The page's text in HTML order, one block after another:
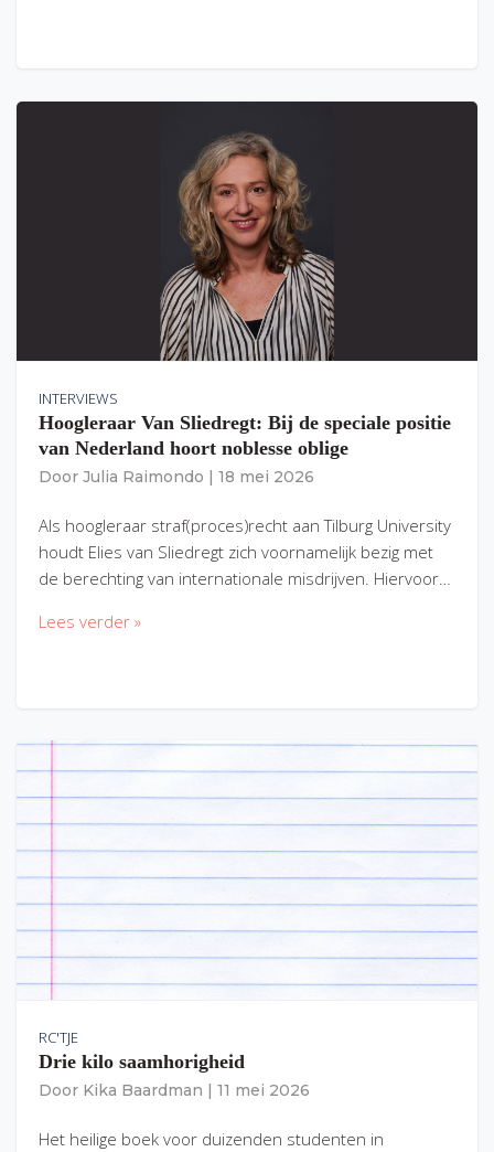
INTERVIEWS
Hoogleraar Van Sliedregt: Bij de speciale positie
van Nederland hoort noblesse oblige
Door Julia Raimondo 18 mei 2026
Als hoogleraar straf(proces)recht aan Tilburg University
houdt Elies van Sliedregt zich voornamelijk bezig met
de berechting van internationale misdrijven. Hiervoor…
Lees verder »
RC'TJE
Drie kilo saamhorigheid
Door Kika Baardman 11 mei 2026
Het heilige boek voor duizenden studenten in